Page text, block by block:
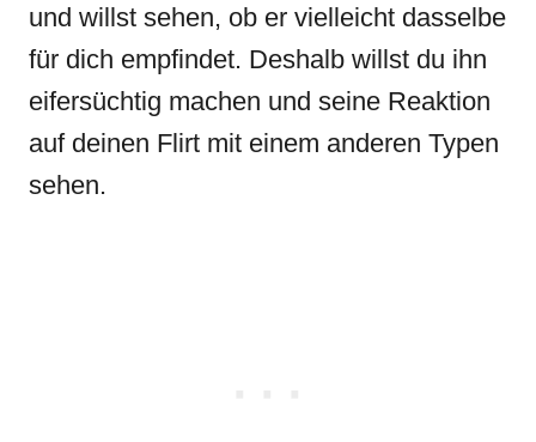
und willst sehen, ob er vielleicht dasselbe
für dich empfindet. Deshalb willst du ihn
eifersüchtig machen und seine Reaktion
auf deinen Flirt mit einem anderen Typen
sehen.